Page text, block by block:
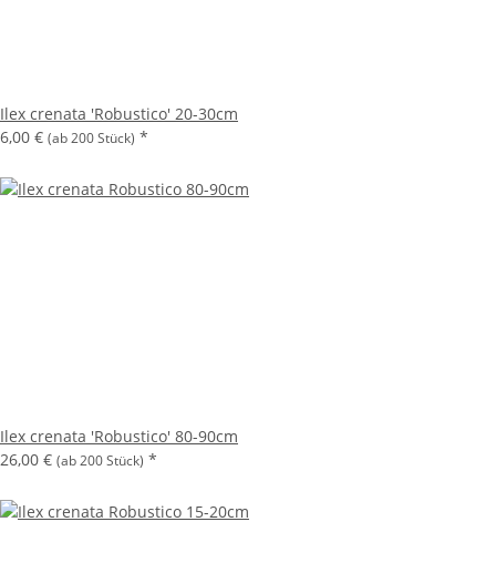
Ilex crenata 'Robustico' 20-30cm
6,00 € (ab 200 Stück) *
Ilex crenata 'Robustico' 80-90cm
26,00 € (ab 200 Stück) *